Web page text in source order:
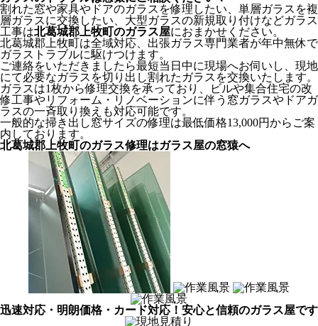
割れた窓や家具やドアのガラスを修理したい、単層ガラスを複
層ガラスに交換したい、大型ガラスの新規取り付けなどガラス
工事は北葛城郡上牧町のガラス屋におまかせください。
北葛城郡上牧町は全域対応、出張ガラス専門業者が年中無休で
ガラストラブルに駆けつけます。
ご連絡をいただきましたら最短当日中に現場へお伺いし、現地
にて必要なガラスを切り出し割れたガラスを交換いたします。
ガラスは1枚から修理交換を承っており、ビルや集合住宅の改
修工事やリフォーム・リノベーションに伴う窓ガラスやドアガ
ラスの一斉取り換えも対応可能です。
一般的な掃き出し窓サイズの修理は最低価格13,000円からご案
内しております。
北葛城郡上牧町のガラス修理はガラス屋の窓猿へ
迅速対応・明朗価格・カード対応！安心と信頼のガラス屋です